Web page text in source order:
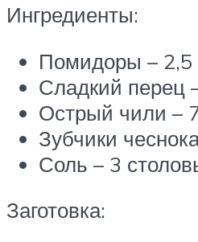
Ингредиенты:
Помидоры – 2,5
Сладкий перец
Острый чили –
Зубчики
Соль – 3
Заготовка: